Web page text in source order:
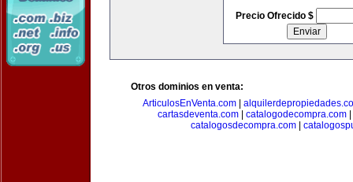
Precio Ofrecido $
Otros dominios en venta:
ArticulosEnVenta.com
cartasdeventa.com
catalogodecompra.com
catalogosdecompra.com